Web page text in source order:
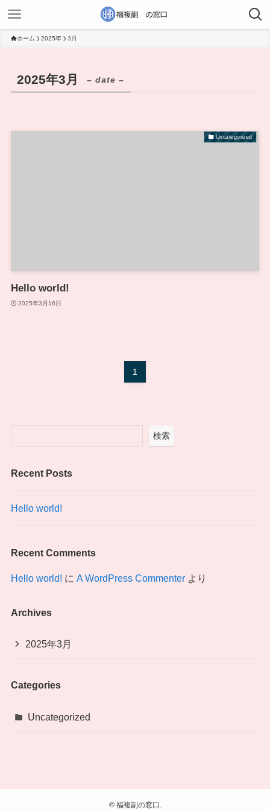
ホーム 2025年 3月
2025年3月 – date –
Uncategorized
Hello world!
2025年3月16日
1
検索
Recent Posts
Hello world!
Recent Comments
Hello world! に A WordPress Commenterより
Archives
2025年3月
Categories
Uncategorized
©福複副の窓口.